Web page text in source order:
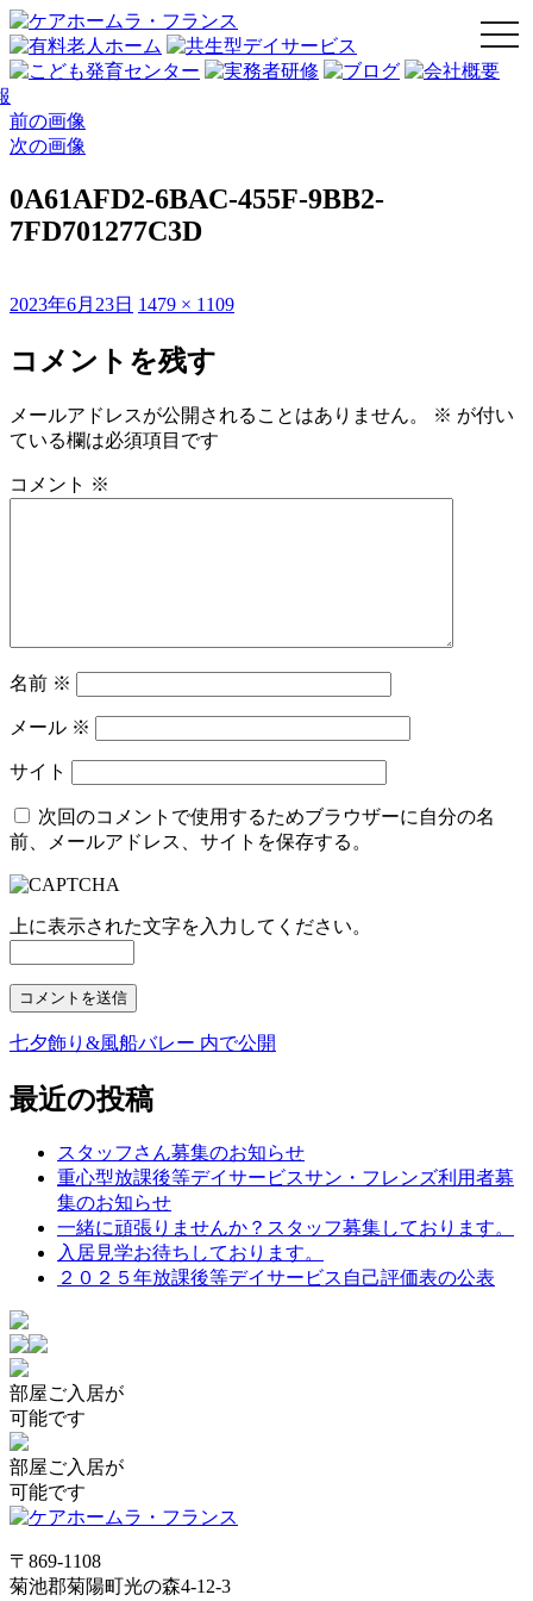
前の画像
次の画像
0A61AFD2-6BAC-455F-9BB2-
7FD701277C3D
投
日:
2023年6月23日 フ
サ
イ
1479 × 1109
コメントを残す
メールアドレスが公開されることはありません。 ※ が付い
ている欄は必須項目です
コメント ※
名前 ※
メール ※
サイト
次回のコメントで使用するためブラウザーに自分の名
前、メールアドレス、サイトを保存する。
上に表示された文字を入力してください。
投
稿
ョ
ン
七夕飾り&風船バレー 内で公開
最近の投稿
スタッフさん募集のお知らせ
重心型放課後等デイサービスサン・フレンズ利用者募
集のお知らせ
一緒に頑張りませんか？スタッフ募集しております。
入居見学お待ちしております。
２０２５年放課後等デイサービス自己評価表の公表
部屋ご入居が
可能です
部屋ご入居が
可能です
〒869-1108
菊池郡菊陽町光の森4-12-3